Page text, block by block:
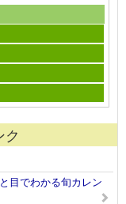
目でわかる旬カレン